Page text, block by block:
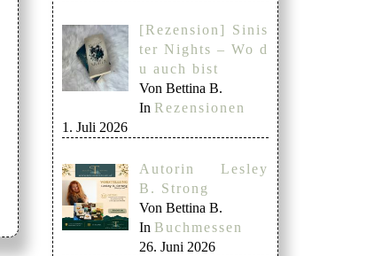
[Rezension] Sinis
ter Nights – Wo d
u auch bist
Von Bettina B.
In Rezensionen
1. Juli 2026
Autorin Lesley
B. Strong
Von Bettina B.
In Buchmessen
26. Juni 2026